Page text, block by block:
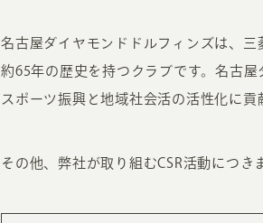
ホーム
制作実績
ホームページ集客の重要性
お客様の声
名古屋ダイヤモンドドルフィンズは、
約65年の歴史を持つクラブです。名古
スポーツ振興と地域社会活の活性化に貢
その他、弊社が取り組むCSR活動につき